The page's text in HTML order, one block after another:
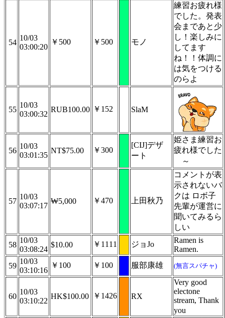
54
10/03
03:00:20
￥500 ￥500 モノ
練習お疲れ様
でした。発表
会まであと少
し！楽しみに
してます
ね！！体調に
は気をつける
のらよ
55
10/03
03:00:32
RUB100.00 ￥152 SlaM
56
10/03
03:01:35
NT$75.00 ￥300
[CIJ]デザ
ート
姫さま練習お
疲れ様でした
～
57
10/03
03:07:17
₩5,000 ￥470 上田秋乃
コメントが表
示されないバ
クは ロボ子
先輩が運営に
聞いてみるら
しい
58
10/03
03:08:24
$10.00 ￥1111 ジョJo
Ramen is
Ramen.
59
10/03
03:10:16
￥100 ￥100 服部康雄 (無言スパチャ)
60
10/03
03:10:22
HK$100.00 ￥1426 RX
Very good
electone
stream, Thank
you